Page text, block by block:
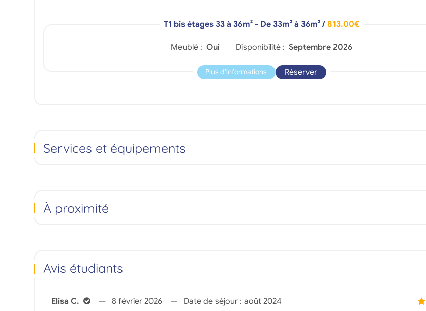
T1 bis étages 33 à 36m² - De 33m² à 36m² / 813.00€
Meublé : Oui Disponibilité : Septembre 2026
Plus d'informations Réserver
Services et équipements
À proximité
Avis étudiants
Elisa C. 8 février 2026 Date de séjour : août 2024